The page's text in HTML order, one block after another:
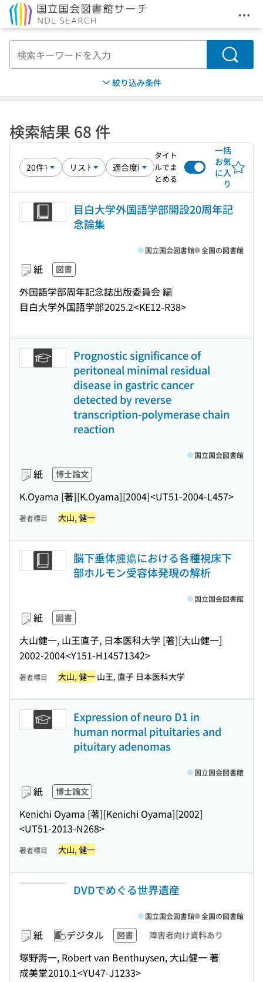
メ
検索
絞り込み条件
検索結果 68 件
タイト
ルでま
とめる
一括
お気
に入
り
目白大学外国語学部開設20周年記
念論集
紙 図書
外国語学部周年記念誌出版委員会 編
目白大学外国語学部2025.2<KE12-R38>
国立国会図書館 全国の図書館
Prognostic significance of
peritoneal minimal residual
disease in gastric cancer
detected by reverse
transcription-polymerase chain
reaction
紙 博士論文
K.Oyama [著][K.Oyama][2004]<UT51-2004-L457>
国立国会図書館
著者標目 大山, 健一
脳下垂体腫瘍における各種視床下
部ホルモン受容体発現の解析
紙 図書
大山健一, 山王直子, 日本医科大学 [著][大山健一]
2002-2004<Y151-H14571342>
国立国会図書館
著者標目 大山, 健一 山王, 直子 日本医科大学
Expression of neuro D1 in
human normal pituitaries and
pituitary adenomas
紙 博士論文
Kenichi Oyama [著][Kenichi Oyama][2002]
<UT51-2013-N268>
国立国会図書館
著者標目 大山, 健一
DVDでめぐる世界遺産
紙 デジタル 図書 障害者向け資料あり
塚野壽一, Robert van Benthuysen, 大山健一 著
成美堂2010.1<YU47-J1233>
国立国会図書館 全国の図書館